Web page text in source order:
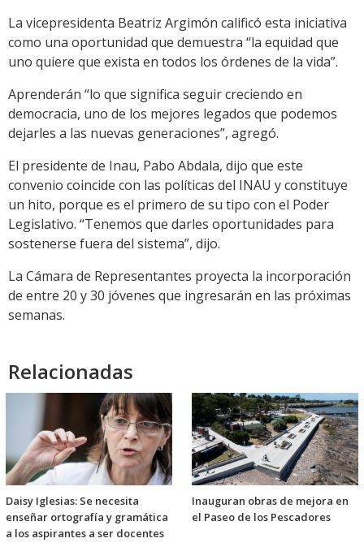
La vicepresidenta Beatriz Argimón calificó esta iniciativa
como una oportunidad que demuestra “la equidad que
uno quiere que exista en todos los órdenes de la vida”.
Aprenderán “lo que significa seguir creciendo en
democracia, uno de los mejores legados que podemos
dejarles a las nuevas generaciones”, agregó.
El presidente de Inau, Pabo Abdala, dijo que este
convenio coincide con las políticas del INAU y constituye
un hito, porque es el primero de su tipo con el Poder
Legislativo. “Tenemos que darles oportunidades para
sostenerse fuera del sistema”, dijo.
La Cámara de Representantes proyecta la incorporación
de entre 20 y 30 jóvenes que ingresarán en las próximas
semanas.
Relacionadas
Daisy Iglesias: Se necesita
enseñar ortografía y gramática
a los aspirantes a ser docentes
Inauguran obras de mejora en
el Paseo de los Pescadores